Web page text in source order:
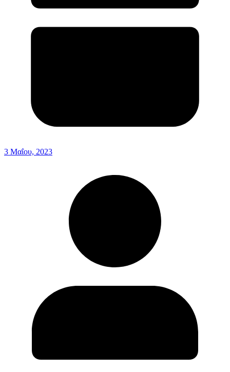
3 Μαΐου, 2023